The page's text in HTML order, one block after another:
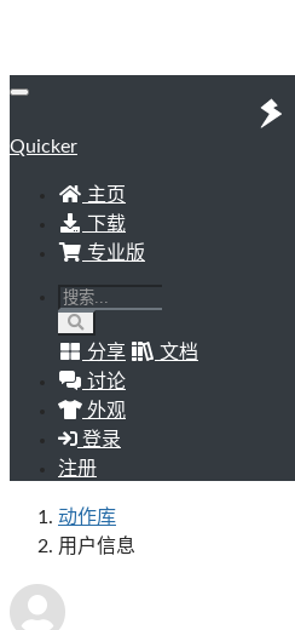
Quicker
主页
下载
专业版
分享
文档
讨论
外观
登录
注册
动作库
用户信息